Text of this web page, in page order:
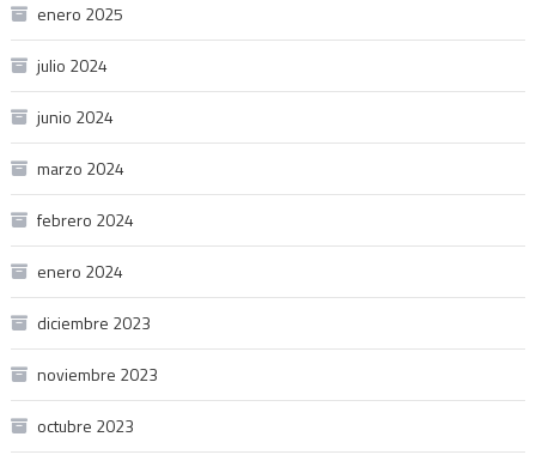
enero 2025
julio 2024
junio 2024
marzo 2024
febrero 2024
enero 2024
diciembre 2023
noviembre 2023
octubre 2023